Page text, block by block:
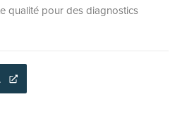
qualité pour des diagnostics